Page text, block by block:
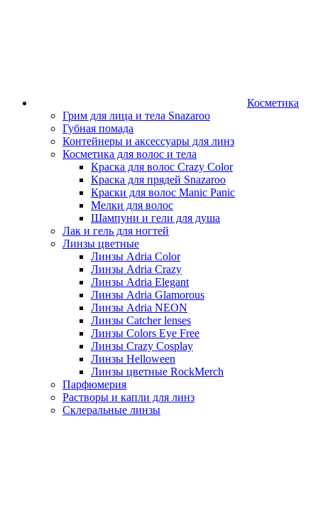
Косметика
Грим для лица и тела Snazaroo
Губная помада
Контейнеры и аксессуары для линз
Косметика для волос и тела
Краска для волос Crazy Color
Краска для прядей Snazaroo
Краски для волос Manic Panic
Мелки для волос
Шампуни и гели для душа
Лак и гель для ногтей
Линзы цветные
Линзы Adria Color
Линзы Adria Crazy
Линзы Adria Elegant
Линзы Adria Glamorous
Линзы Adria NEON
Линзы Catcher lenses
Линзы Colors Eye Free
Линзы Crazy Cosplay
Линзы Helloween
Линзы цветные RockMerch
Парфюмерия
Растворы и капли для линз
Склеральные линзы